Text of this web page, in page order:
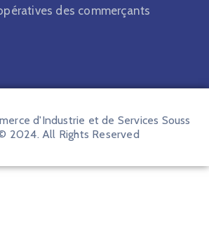
des commerçants
d'Industrie et de Services Souss
2024. All Rights Reserved